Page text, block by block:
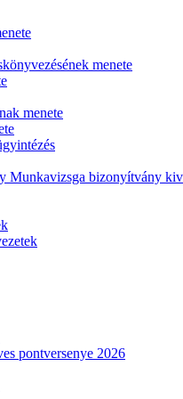
menete
menete
Munkavizsga bizonyítvány
pontversenye 2026